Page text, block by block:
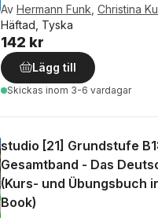
Av Hermann Funk Christina
Häftad, Tyska
142 kr
Lägg till
Skickas inom 3-6 vardagar
studio [21] Grundstufe B1:
Gesamtband - Das
(Kurs- und Übungsbuch
Book)